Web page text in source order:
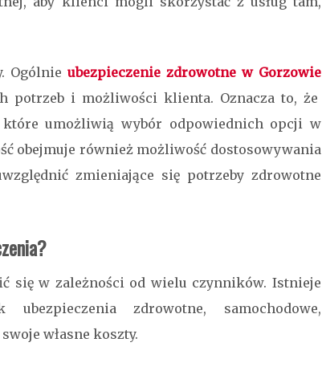
Ogólnie ubezpieczenie zdrowotne w Gorzowie
potrzeb i możliwości klienta. Oznacza to, że
umożliwią wybór odpowiednich opcji w
obejmuje również możliwość dostosowywania
zmieniające się potrzeby zdrowotne
się w zależności od wielu czynników. Istnieje
zdrowotne, samochodowe,
własne koszty.